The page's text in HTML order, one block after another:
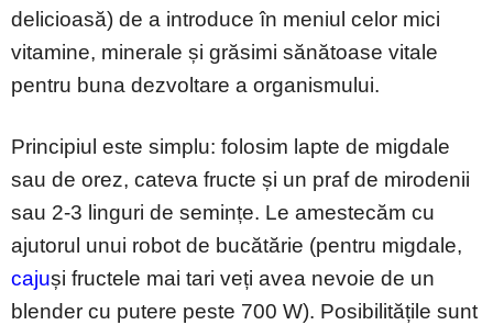
delicioasă) de a introduce în meniul celor mici
vitamine, minerale și grăsimi sănătoase vitale
pentru buna dezvoltare a organismului.
Principiul este simplu: folosim lapte de migdale
sau de orez, cateva fructe și un praf de mirodenii
sau 2-3 linguri de semințe. Le amestecăm cu
ajutorul unui robot de bucătărie (pentru migdale,
cajuși fructele mai tari veți avea nevoie de un
blender cu putere peste 700 W). Posibilitățile sunt